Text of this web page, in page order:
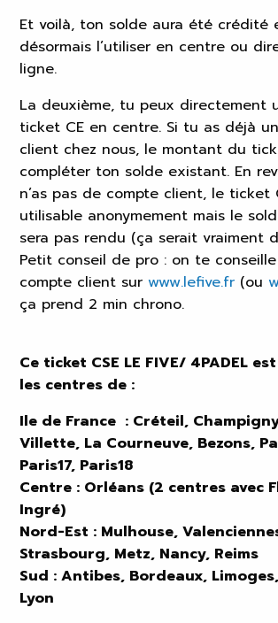
Et voilà, ton solde aura été crédité
désormais l’utiliser en centre ou
ligne.
La deuxième, tu peux directement
ticket CE en centre. Si tu as déjà
client chez nous, le montant du
compléter ton solde existant. En
n’as pas de compte client, le ticket
utilisable anonymement mais le
sera pas rendu (ça serait vraiment
Petit conseil de pro : on te
compte client surwww.lefive.fr (ou
ça prend 2 min chrono.
Ce ticket CSE LE FIVE/ 4PADEL
les centres de :
Ile de France : Créteil,
Villette, La Courneuve, Bezons,
Paris17, Paris18
Centre : Orléans (2 centres avec
Ingré)
Nord-Est : Mulhouse,
Strasbourg, Metz, Nancy, Reims
Sud : Antibes, Bordeaux,
Lyon